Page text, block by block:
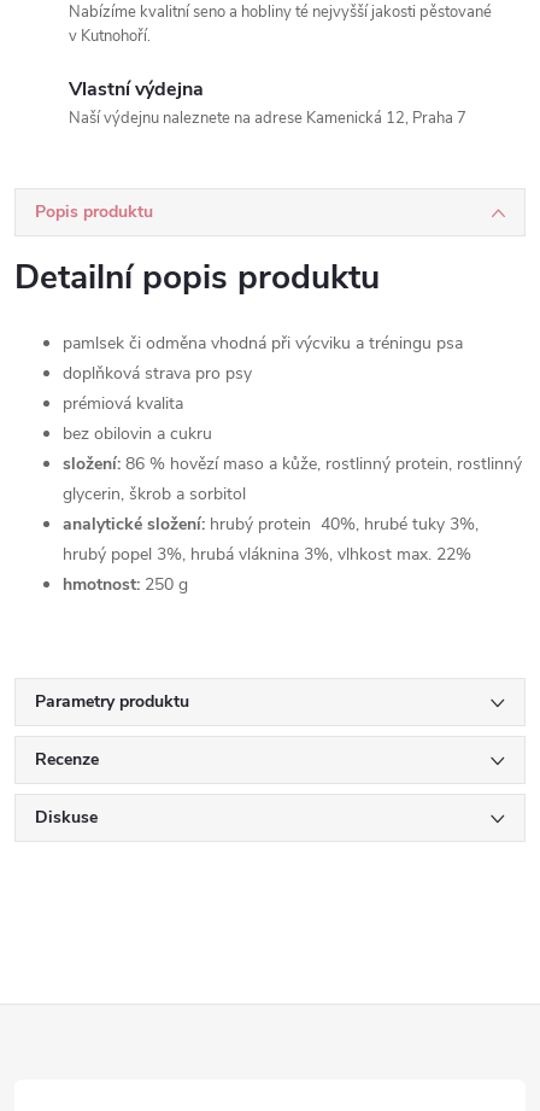
Nabízíme kvalitní seno a hobliny té nejvyšší jakosti pěstované
v Kutnohoří.
Vlastní výdejna
Naší výdejnu naleznete na adrese Kamenická 12, Praha 7
Popis produktu
Detailní popis produktu
pamlsek či odměna vhodná při výcviku a tréningu psa
doplňková strava pro psy
prémiová kvalita
bez obilovin a cukru
složení: 86 % hovězí maso a kůže, rostlinný protein, rostlinný
glycerin, škrob a sorbitol
analytické složení: hrubý protein 40%, hrubé tuky 3%,
hrubý popel 3%, hrubá vláknina 3%, vlhkost max. 22%
hmotnost: 250 g
Parametry produktu
Recenze
Diskuse